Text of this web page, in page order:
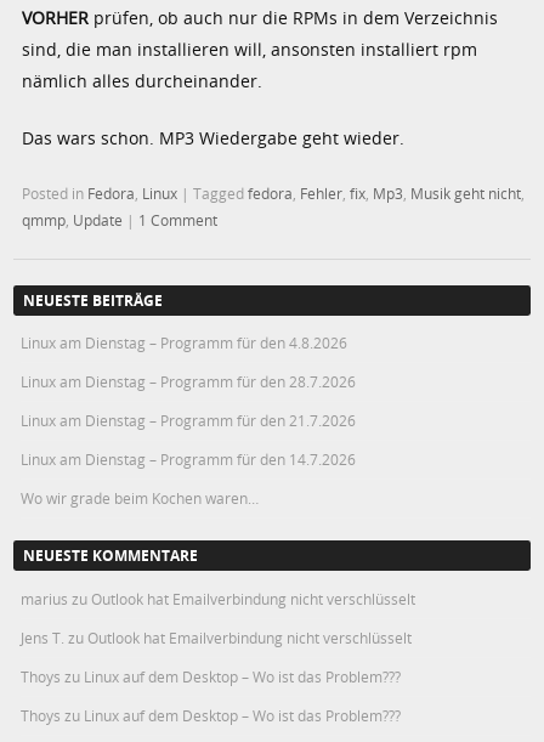
VORHER prüfen, ob auch nur die RPMs in dem Verzeichnis
sind, die man installieren will, ansonsten installiert rpm
nämlich alles durcheinander.
Das wars schon. MP3 Wiedergabe geht wieder.
Posted in Fedora Linux |Taggedfedora Fehler ,fix Mp3 Musik geht nicht
qmmp Update | 1 Comment
NEUESTE BEITRÄGE
Linux am Dienstag – Programm für den 4.8.2026
Linux am Dienstag – Programm für den 28.7.2026
Linux am Dienstag – Programm für den 21.7.2026
Linux am Dienstag – Programm für den 14.7.2026
Wo wir grade beim Kochen waren…
NEUESTE KOMMENTARE
marius zu Outlook hat Emailverbindung nicht verschlüsselt
Jens T. zu Outlook hat Emailverbindung nicht verschlüsselt
Thoys zu Linux auf dem Desktop – Wo ist das Problem???
Thoys zu Linux auf dem Desktop – Wo ist das Problem???